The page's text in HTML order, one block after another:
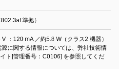
準拠）
：120 mA ／約5.8 W（クラス2 機器）
に関する情報については、弊社技術情
ト[管理番号：C0106] を参照してくだ